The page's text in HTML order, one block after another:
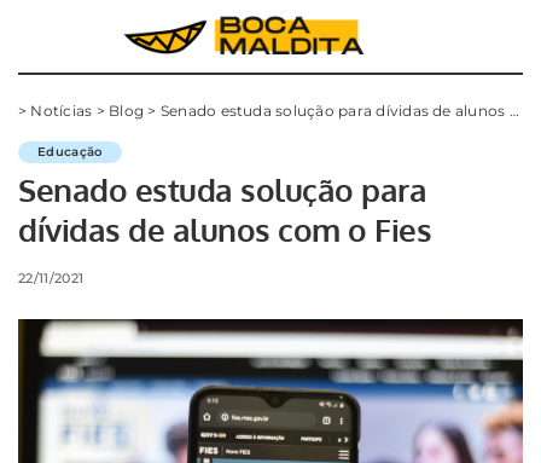
> Notícias > Blog > Senado estuda solução para dívidas de alunos com o Fies
Educação
Senado estuda solução para
dívidas de alunos com o Fies
22/11/2021